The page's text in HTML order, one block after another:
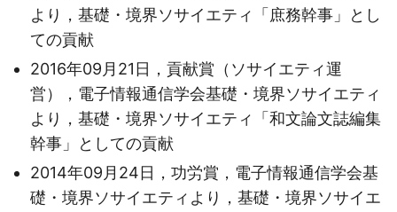
より，基礎・境界ソサイエティ「庶務幹事」とし
ての貢献
2016年09月21日，貢献賞（ソサイエティ運
営），電子情報通信学会基礎・境界ソサイエティ
より，基礎・境界ソサイエティ「和文論文誌編集
幹事」としての貢献
2014年09月24日，功労賞，電子情報通信学会基
礎・境界ソサイエティより，基礎・境界ソサイエ